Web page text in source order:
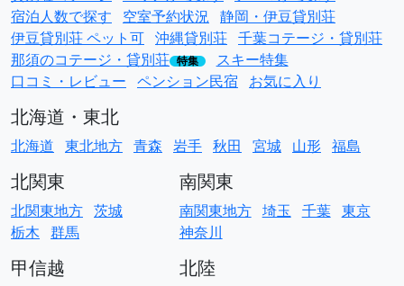
宿泊人数で探す
空室予約状況 静岡・伊豆貸別荘
伊豆貸別荘 ペット可 沖縄貸別荘 千葉コテージ・貸別荘
那須のコテージ・貸別荘 特集
スキー特集
口コミ・レビュー ペンション民宿 お気に入り
北海道・東北
北海道 東北地方 青森 岩手 秋田 宮城 山形 福島
北関東
北関東地方 茨城
栃木 群馬
南関東
南関東地方 埼玉 千葉 東京
神奈川
甲信越 北陸